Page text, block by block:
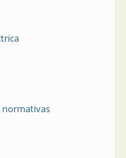
normativas